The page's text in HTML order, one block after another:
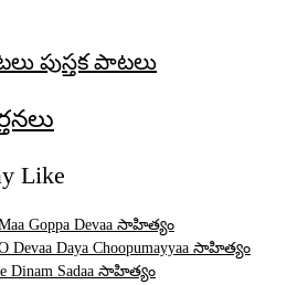
పుస్తక పాటలు
Like
Goppa Devaa సాహిత్యం
Devaa Daya Choopumayyaa సాహిత్యం
Dinam Sadaa సాహిత్యం